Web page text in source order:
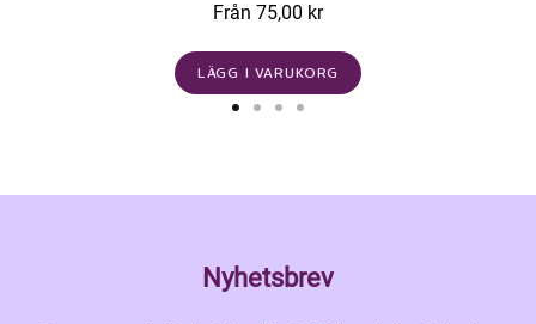
Från 75,00 kr
LÄGG I VARUKORG
Nyhetsbrev